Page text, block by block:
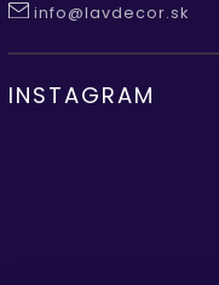
info@lavdecor.sk
INSTAGRAM